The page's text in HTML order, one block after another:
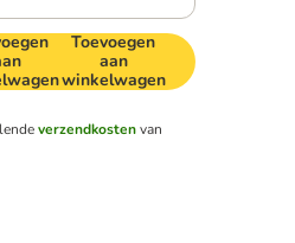
Toevoegen
aan
winkelwagen
verzendkostenvan